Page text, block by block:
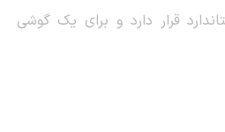
قرار دارد و برای یک گوشی